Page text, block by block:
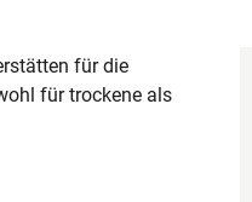
für die
für trockene als